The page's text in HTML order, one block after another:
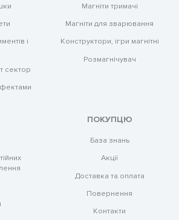
і
сектор
Магніти тримачі
Магніти для зварювання
Конструктори, ігри магнітні
Розмагнічувач
ПОКУПЦЮ
База знань
Акції
Доставка та оплата
Повернення
Контакти